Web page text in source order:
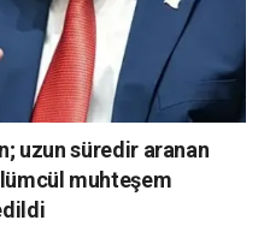
uzun süredir aranan
muhteşem